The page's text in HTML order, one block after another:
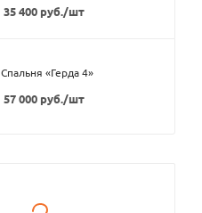
35 400 руб./шт
Спальня «Герда 4»
57 000 руб./шт